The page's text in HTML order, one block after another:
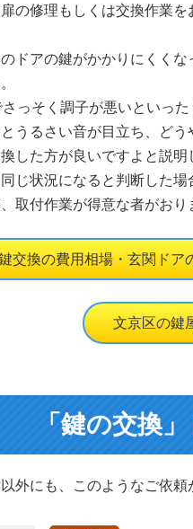
の修理もしくは交換作業
ドアの鍵がかかりにくく
っそく調子が悪いといっ
うるさい音が目立ち、ど
した方が良いですよと説
じ状況になると判断した場
取付作業が得意な者がおり
交換の費用相場・玄関ドア
文京区の鍵
「鍵の交換
外にも、このようなご依頼